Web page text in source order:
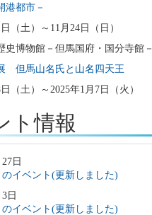
港都市－
（土）～11月24日（日）
博物館－但馬国府・国分寺館－
但馬山名氏と山名四天王
（土）～2025年1月7日（火）
ト情報
日
のイベント(更新しました)
日
のイベント(更新しました)